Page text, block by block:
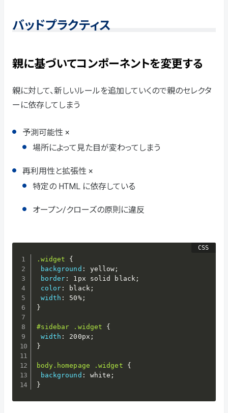
バッドプラクティス
親に基づいてコンポーネントを変更する
親に対して、新しいルールを追加していくので親のセレクタ
ーに依存してしまう
予測可能性 ×
場所によって見た目が変わってしまう
再利用性と拡張性 ×
特定の HTML に依存している
オープン/クローズの原則に違反
.widget
{
background : yellow ;
border : 1px solid black ;
color : black ;
width : 50%;
}
#sidebar .widget
{
width : 200px ;
}
body.homepage .widget
{
background : white ;
}